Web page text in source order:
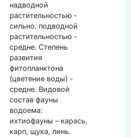
надводной
растительностью -
сильно. подводной
растительностью -
средне. Степень
развития
фитопланктона
(цветение воды) -
средне. Видовой
состав фауны
водоема:
ихтиофауны – карась,
карп, щука, линь.